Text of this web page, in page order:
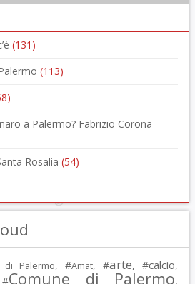
(131)
(113)
a Palermo? Fabrizio Corona
Rosalia (54)
di Palermo, #Amat, #arte, #calcio,
Comune di Palermo,